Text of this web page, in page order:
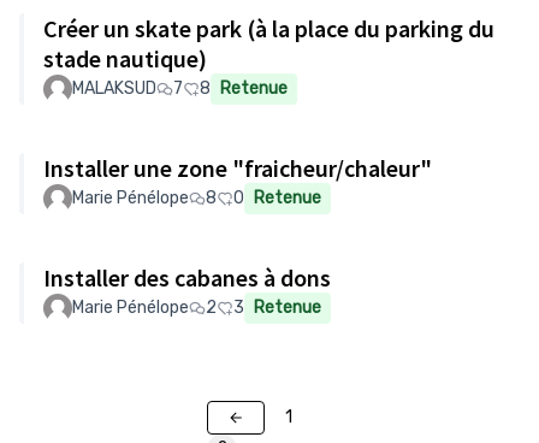
Créer un skate park (à la place du parking du
stade nautique)
MALAKSUD 7 8 Retenue
Installer une zone "fraicheur/chaleur"
Marie Pénélope 8 0 Retenue
Installer des cabanes à dons
Marie Pénélope 2 3 Retenue
1